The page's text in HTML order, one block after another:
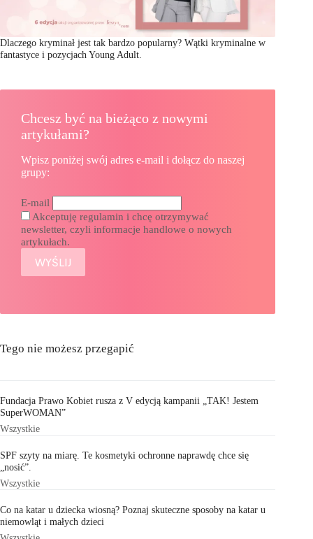
Dlaczego kryminał jest tak bardzo popularny? Wątki kryminalne w
fantastyce i pozycjach Young Adult.
Chcesz być na bieżąco z nowymi
artykułami?
Wpisz poniżej swój adres e-mail i dołącz do naszej
grupy:
E-mail
Akceptuję regulamin i chcę otrzymywać
newsletter, czyli informacje handlowe o nowych
artykułach.
Tego nie możesz przegapić
Fundacja Prawo Kobiet rusza z V edycją kampanii „TAK! Jestem
SuperWOMAN”
Wszystkie
SPF szyty na miarę. Te kosmetyki ochronne naprawdę chce się
„nosić”.
Wszystkie
Co na katar u dziecka wiosną? Poznaj skuteczne sposoby na katar u
niemowląt i małych dzieci